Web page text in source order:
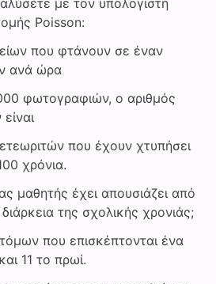
με τον υπολογιστή
Poisson:
που φτάνουν σε έναν
ανά ώρα
φωτογραφιών, ο αριθμός
που έχουν χτυπήσει
χρόνια.
μαθητής έχει απουσιάζει από
της σχολικής χρονιάς;
που επισκέπτονται ένα
11 το πρωί.